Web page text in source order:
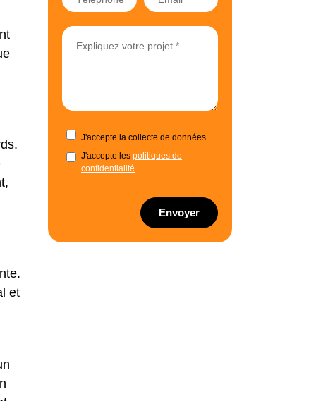
et
J'accepte la collecte de données
J'accepte les politiques de
confidentialité.
Envoyer